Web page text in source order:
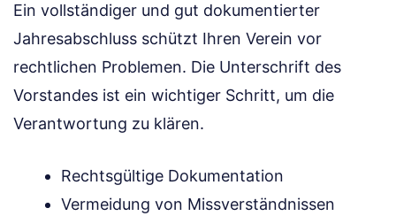
Ein vollständiger und gut dokumentierter
Jahresabschluss schützt Ihren Verein vor
rechtlichen Problemen. Die Unterschrift des
Vorstandes ist ein wichtiger Schritt, um die
Verantwortung zu klären.
Rechtsgültige Dokumentation
Vermeidung von Missverständnissen